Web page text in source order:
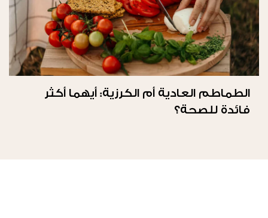
الطماطم العادية أم الكرزية: أيهما أكثر
فائدة للصحة؟